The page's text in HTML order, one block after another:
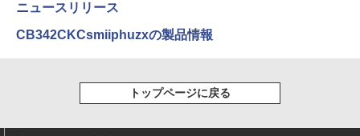
3
en 5 3500U DDR4 16GB 512GB/256GB/
Ryzen 5 N95/N97/N100/4300U/N150よ
り高性能
ーミングモニター pcモニター VAパネル
液晶ディスプレイ 1080P 高画質 アイケ
4
枝 ]
5
80代になるとたいていボケるか死ぬ。70
【2026年アップグレード版】AOKIMI ワイヤ
レスイヤホン bluetooth イヤホン V12 小型
セリング 自動ペアリング Type-C充電 マイク
付き 防水 タッチ式音量調整 スポーツ/通勤/通
学/WEB会議(ホワイト)
On My Road (Stadium ver.)
BUGS LIFE
by Amazon 天然水ラベルレス 2L×9本
HUNTER×HUNTER モノクロ版 39 (ジャンプ
コミックスDIGITAL)
スーパーの裏でヤニ吸うふたり 9巻 (デジタル
ニュースリリース
CB342CKCsmiiphuzxの製品情報
トップページに戻る